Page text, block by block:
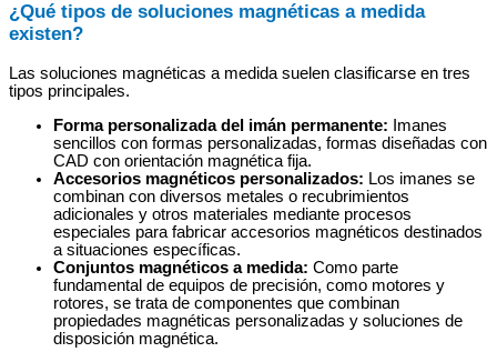
¿Qué tipos de soluciones magnéticas a medida
existen?
Las soluciones magnéticas a medida suelen clasificarse en tres
tipos principales.
Forma personalizada del imán permanente: Imanes
sencillos con formas personalizadas, formas diseñadas con
CAD con orientación magnética fija.
Accesorios magnéticos personalizados: Los imanes se
combinan con diversos metales o recubrimientos
adicionales y otros materiales mediante procesos
especiales para fabricar accesorios magnéticos destinados
a situaciones específicas.
Conjuntos magnéticos a medida: Como parte
fundamental de equipos de precisión, como motores y
rotores, se trata de componentes que combinan
propiedades magnéticas personalizadas y soluciones de
disposición magnética.